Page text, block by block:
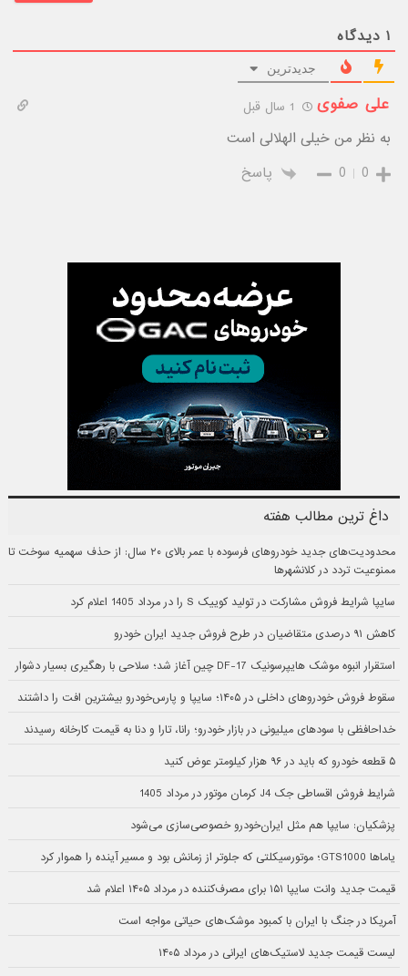
۱ دیدگاه
جدیدترین
علی صفوی
به نظر من خیلی الهلالی است
0
0 پاسخ
داغ ترین مطالب هفته
محدودیت‌های جدید خودروهای فرسوده با عمر بالای ۲۰ سال: از حذف سهمیه سوخت تا
ممنوعیت تردد در کلانشهرها
سایپا شرایط فروش مشارکت در تولید کوییک S را در مرداد 1405 اعلام کرد
کاهش ۹۱ درصدی متقاضیان در طرح فروش جدید ایران خودرو
استقرار انبوه موشک هایپرسونیک DF-17 چین آغاز شد؛ سلاحی با رهگیری بسیار دشوار
سقوط فروش خودروهای داخلی در ۱۴۰۵؛ سایپا و پارس‌خودرو بیشترین افت را داشتند
خداحافظی با سودهای میلیونی در بازار خودرو؛ رانا، تارا و دنا به قیمت کارخانه رسیدند
۵ قطعه خودرو که باید در ۹۶ هزار کیلومتر عوض کنید
شرایط فروش اقساطی جک J4 کرمان موتور در مرداد 1405
پزشکیان: سایپا هم مثل ایران‌خودرو خصوصی‌سازی می‌شود
یاماها GTS1000؛ موتورسیکلتی که جلوتر از زمانش بود و مسیر آینده را هموار کرد
قیمت جدید وانت سایپا ۱۵۱ برای مصرف‌کننده در مرداد ۱۴۰۵ اعلام شد
آمریکا در جنگ با ایران با کمبود موشک‌های حیاتی مواجه است
لیست قیمت جدید لاستیک‌های ایرانی در مرداد ۱۴۰۵